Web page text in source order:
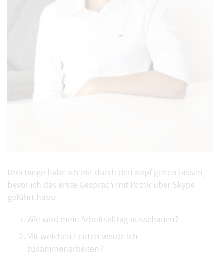
Drei Dinge habe ich mir durch den Kopf gehen lassen,
bevor ich das erste Gespräch mit Patrik über Skype
geführt habe.
Wie wird mein Arbeitsalltag ausschauen?
Mit welchen Leuten werde ich
zusammenarbeiten?